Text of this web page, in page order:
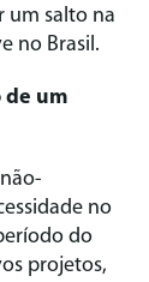
um salto na
no Brasil.
de um
no
do
projetos,